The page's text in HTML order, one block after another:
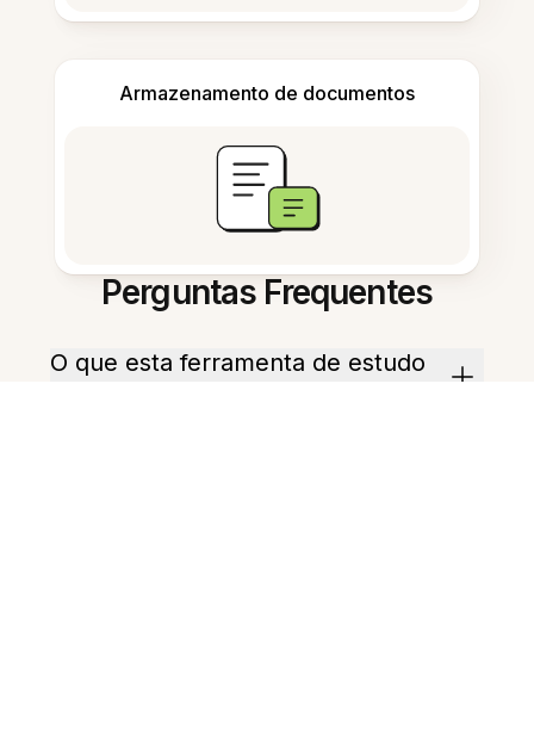
Armazenamento de documentos
Perguntas Frequentes
O que esta ferramenta de estudo